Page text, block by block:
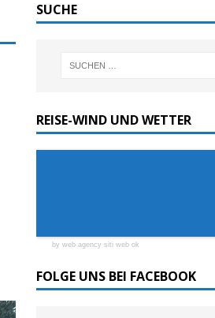
SUCHE
REISE-WIND UND WETTER
by web agency siti web ok
FOLGE UNS BEI FACEBOOK